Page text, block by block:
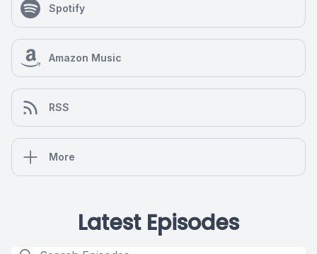
Spotify
Amazon Music
RSS
More
Latest Episodes